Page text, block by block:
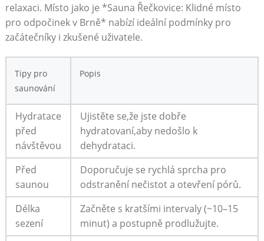
relaxaci. Místo jako je *Sauna Řečkovice: Klidné místo
pro odpočinek v Brně* nabízí ideální podmínky pro
začátečníky i zkušené uživatele.
Tipy pro
saunování
Popis
Hydratace
před
návštěvou
Ujistěte se,že jste dobře
hydratovaní,aby nedošlo k
dehydrataci.
Před
saunou
Doporučuje se rychlá sprcha pro
odstranění nečistot a otevření pórů.
Délka
sezení
Začněte s kratšími intervaly (~10–15
minut) a postupně prodlužujte.